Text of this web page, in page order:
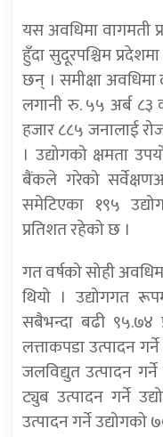
यस अवधिमा वागमती
हुँदा सुदूरपश्चिम
छन् । समीक्षा अवधिमा
लगानी रु. ५५ अर्ब ८३
हजार ८८५ जनालाई
। उद्योगको क्षमता
बैंकले गरेको
समेटिएका १९५
प्रतिशत रहेको छ ।
गत वर्षको सोही
थियो । उद्योगगत
सबैभन्दा बढी
लत्ताकपडा उत्पादन
जलविद्युत उत्पादन
ट्युब उत्पादन गर्ने
उत्पादन गर्ने उद्योगको